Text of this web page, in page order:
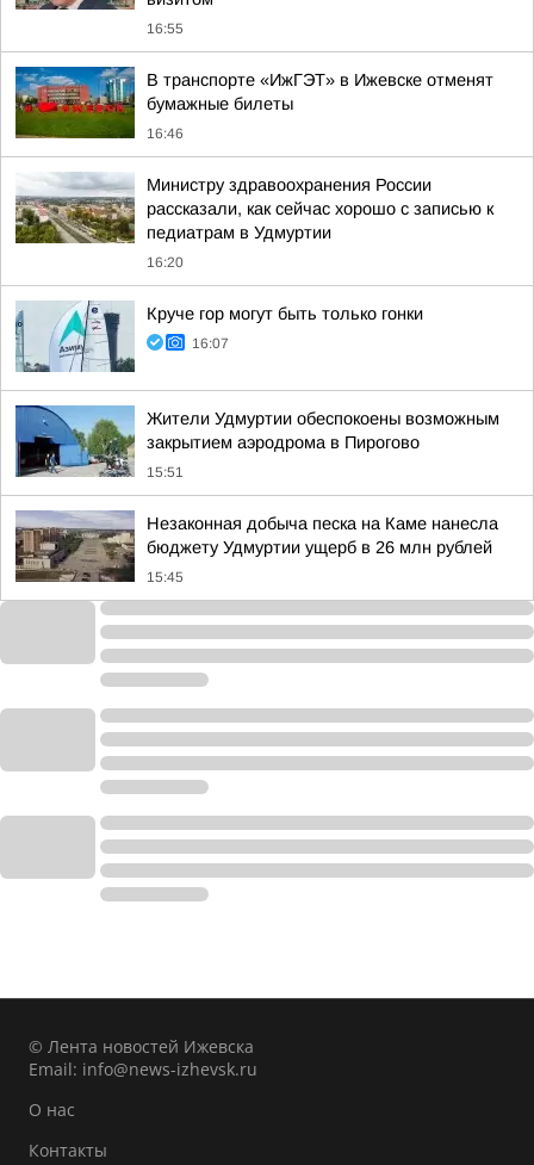
16:55
В транспорте «ИжГЭТ» в Ижевске отменят
бумажные билеты
16:46
Министру здравоохранения России
рассказали, как сейчас хорошо с записью к
педиатрам в Удмуртии
16:20
Круче гор могут быть только гонки
16:07
Жители Удмуртии обеспокоены возможным
закрытием аэродрома в Пирогово
15:51
Незаконная добыча песка на Каме нанесла
бюджету Удмуртии ущерб в 26 млн рублей
15:45
© Лента новостей Ижевска
Email: info@news-izhevsk.ru
О нас
Контакты